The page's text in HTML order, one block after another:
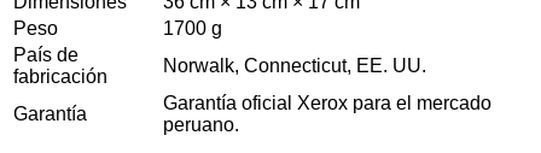
Peso
1700 g
País de
fabricación
Norwalk, Connecticut, EE. UU.
Garantía
Garantía oficial Xerox para el mercado
peruano.